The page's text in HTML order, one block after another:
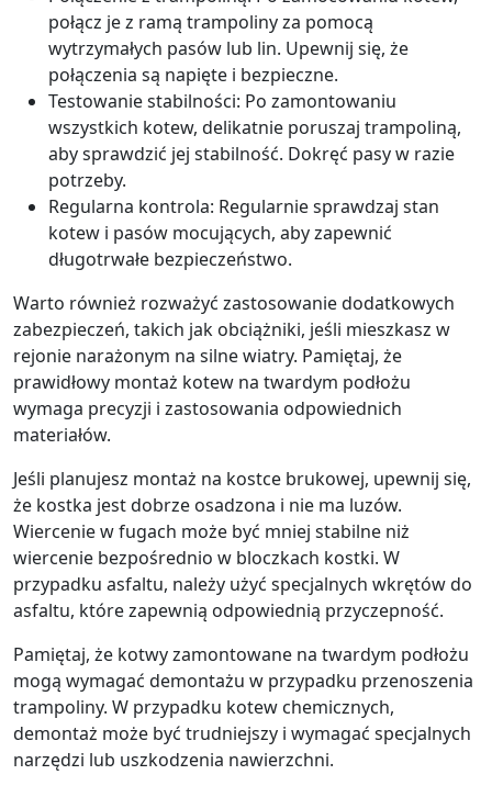
połącz je z ramą trampoliny za pomocą
wytrzymałych pasów lub lin. Upewnij się, że
połączenia są napięte i bezpieczne.
Testowanie stabilności: Po zamontowaniu
wszystkich kotew, delikatnie poruszaj trampoliną,
aby sprawdzić jej stabilność. Dokręć pasy w razie
potrzeby.
Regularna kontrola: Regularnie sprawdzaj stan
kotew i pasów mocujących, aby zapewnić
długotrwałe bezpieczeństwo.
Warto również rozważyć zastosowanie dodatkowych
zabezpieczeń, takich jak obciążniki, jeśli mieszkasz w
rejonie narażonym na silne wiatry. Pamiętaj, że
prawidłowy montaż kotew na twardym podłożu
wymaga precyzji i zastosowania odpowiednich
materiałów.
Jeśli planujesz montaż na kostce brukowej, upewnij się,
że kostka jest dobrze osadzona i nie ma luzów.
Wiercenie w fugach może być mniej stabilne niż
wiercenie bezpośrednio w bloczkach kostki. W
przypadku asfaltu, należy użyć specjalnych wkrętów do
asfaltu, które zapewnią odpowiednią przyczepność.
Pamiętaj, że kotwy zamontowane na twardym podłożu
mogą wymagać demontażu w przypadku przenoszenia
trampoliny. W przypadku kotew chemicznych,
demontaż może być trudniejszy i wymagać specjalnych
narzędzi lub uszkodzenia nawierzchni.